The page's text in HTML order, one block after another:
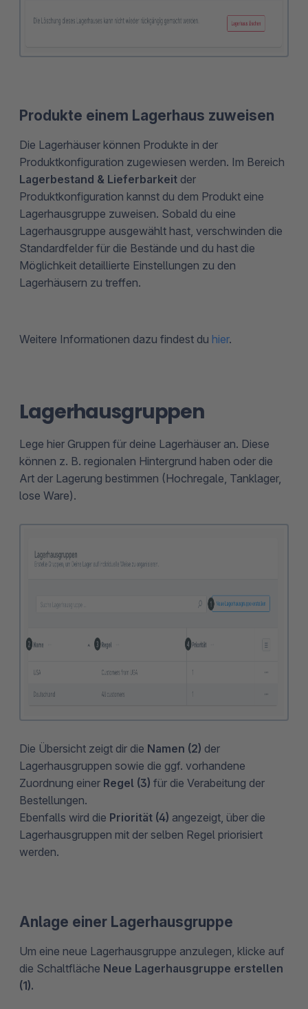
Produkte einem Lagerhaus zuweisen
Die Lagerhäuser können Produkte in der
Produktkonfiguration zugewiesen werden. Im Bereich
Lagerbestand & Lieferbarkeit der
Produktkonfiguration kannst du dem Produkt eine
Lagerhausgruppe zuweisen. Sobald du eine
Lagerhausgruppe ausgewählt hast, verschwinden die
Standardfelder für die Bestände und du hast die
Möglichkeit detaillierte Einstellungen zu den
Lagerhäusern zu treffen.
Weitere Informationen dazu findest du hier.
Lagerhausgruppen
Lege hier Gruppen für deine Lagerhäuser an. Diese
können z. B. regionalen Hintergrund haben oder die
Art der Lagerung bestimmen (Hochregale, Tanklager,
lose Ware).
Die Übersicht zeigt dir die Namen (2) der
Lagerhausgruppen sowie die ggf. vorhandene
Zuordnung einer Regel (3) für die Verabeitung der
Bestellungen.
Ebenfalls wird die Priorität (4) angezeigt, über die
Lagerhausgruppen mit der selben Regel priorisiert
werden.
Anlage einer Lagerhausgruppe
Um eine neue Lagerhausgruppe anzulegen, klicke auf
die Schaltfläche Neue Lagerhausgruppe erstellen
(1).